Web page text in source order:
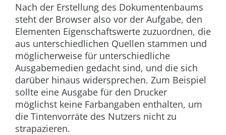
Nach der Erstellung des Dokumentenbaums
steht der Browser also vor der Aufgabe, den
Elementen Eigenschaftswerte zuzuordnen, die
aus unterschiedlichen Quellen stammen und
möglicherweise für unterschiedliche
Ausgabemedien gedacht sind, und die sich
darüber hinaus widersprechen. Zum Beispiel
sollte eine Ausgabe für den Drucker
möglichst keine Farbangaben enthalten, um
die Tintenvorräte des Nutzers nicht zu
strapazieren.